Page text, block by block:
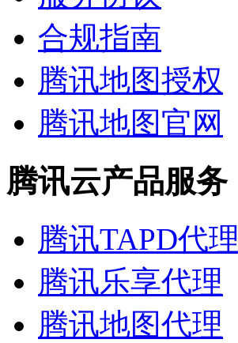
合规指南
腾讯地图授权
腾讯地图官网
腾讯云产品服务
腾讯TAPD代理
腾讯乐享代理
腾讯地图代理